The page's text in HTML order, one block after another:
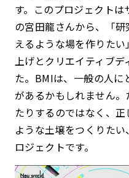
す。このプロジェクト
の宮田龍さんから、「
えるような場を作りた
上げとクリエイティブ
た。BMIは、一般の人に
があるかもしれません
たりするのではなく、
ような土壌をつくりた
ロジェクトです。